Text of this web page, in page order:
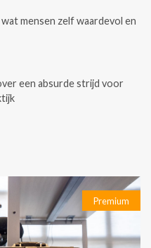
mensen zelf waardevol en
een absurde strijd voor
Premium